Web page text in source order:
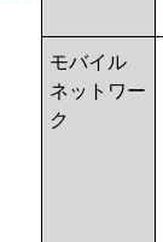
モバイル
ネットワー
ク